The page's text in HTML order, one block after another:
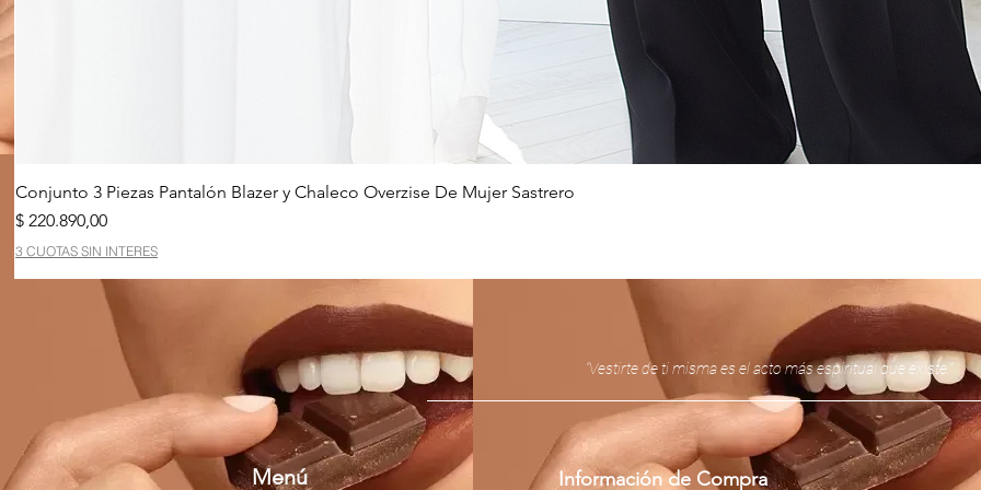
Conjunto 3 Piezas Pantalón Blazer y Chaleco Overzise De Mujer Sastrero
Precio
$ 220.890,00
3 CUOTAS SIN INTERES
“Vestirte de ti misma es el acto más espiritual que existe.”
Menú Información de Compra